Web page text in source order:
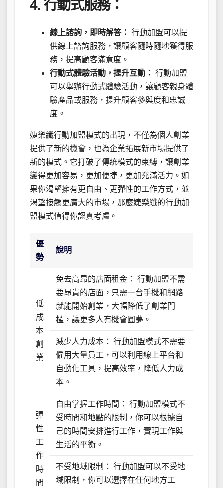
4. 行動式服務：
線上諮詢，即時解答： 行動加盟可以提
供線上諮詢服務，讓顧客隨時隨地獲得服
務，提高顧客滿意度。
行動式體驗活動，提升互動： 行動加盟
可以舉辦行動式體驗活動，讓顧客親身體
驗產品或服務，提升顧客參與度和忠誠
度。
婕樂纖行動加盟模式的出現，不僅為個人創業
提供了新的機會，也為企業拓展新市場提供了
新的模式。它打破了傳統模式的束縛，讓創業
變得更加容易，更加便捷，更加充滿活力。如
果你渴望擁有更自由、更彈性的工作方式，並
渴望接觸更廣大的市場，那麼婕樂纖的行動加
盟模式值得你認真考慮。
優
勢
說明
低
成
本
創
業
免去高昂的店面租金： 行動加盟不需
要昂貴的店面，只需一台手機和網路
就能開始創業，大幅降低了創業門
檻，讓更多人有機會圓夢。
減少人力成本： 行動加盟模式不需要
僱用大量員工，可以利用線上平台和
自動化工具，提高效率，降低人力成
本。
彈
性
工
作
時
間
自由掌握工作時間： 行動加盟模式不
受時間和地點的限制，你可以根據自
己的時間安排進行工作，實現工作與
生活的平衡。
不受地域限制： 行動加盟可以不受地
域限制，你可以選擇在任何地方工